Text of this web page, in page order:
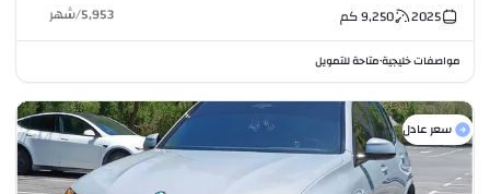
2025
9,250كم 5,953
/شهر
مواصفات خليجية•متاحة للتمويل
سعر عادل